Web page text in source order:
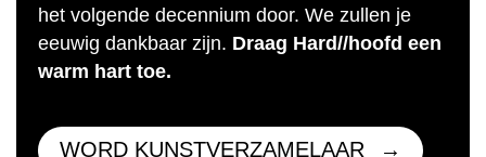
het volgende decennium door. We zullen je
eeuwig dankbaar zijn. Draag Hard//hoofd een
warm hart toe.
WORD KUNSTVERZAMELAAR